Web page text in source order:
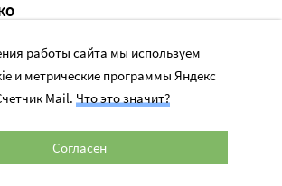
работы сайта мы используем
и метрические программы Яндекс
Mail. Что это значит?
Согласен